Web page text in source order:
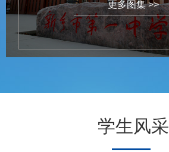
更多图集 >>
学生风采